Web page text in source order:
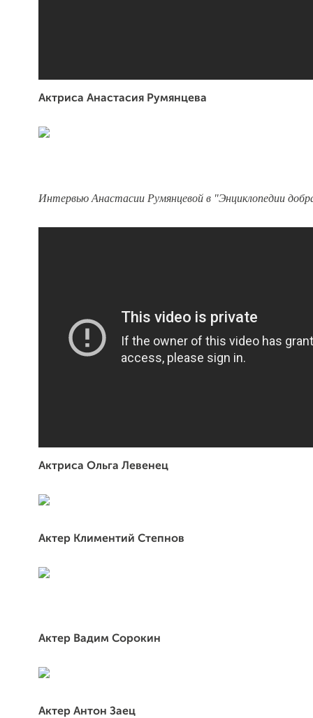
Актриса Анастасия Румянцева
Интервью Анастасии Румянцевой в "Энциклопедии
Актриса Ольга Левенец
Актер Климентий Степнов
Актер Вадим Сорокин
Актер Антон Заец